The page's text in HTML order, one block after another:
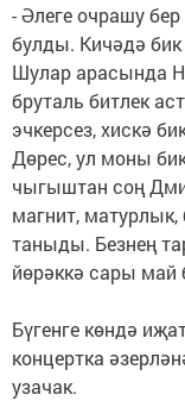
- Әлеге очрашу
булды. Кичәдә
Шулар арасында
бруталь битлек
эчкерсез, хискә
Дөрес, ул моны
чыгыштан соң
магнит, матурлык,
таныды. Безнең
йөрәккә сары май
Бүгенге көндә
концертка
узачак.